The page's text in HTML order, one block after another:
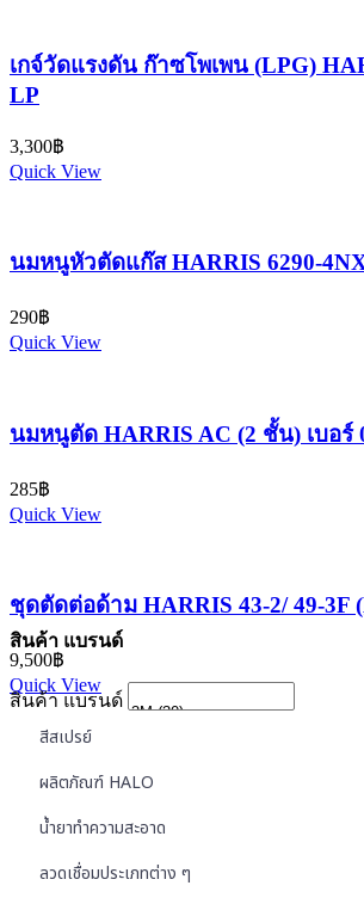
เกจ์วัดแรงดัน ก๊าซโพเพน (LPG)
LP
3,300฿
Quick View
นมหนูหัวตัดแก๊ส HARRIS 6290-
290฿
Quick View
นมหนูตัด HARRIS AC (2 ชั้น) เบอร์
285฿
Quick View
ชุดตัดต่อด้าม HARRIS 43-2/ 49-3F
9,500฿
Quick View
สินค้า แบรนด์
สินค้า แบรนด์
สีสเปรย์
ผลิตภัณฑ์ HALO
น้ำยาทำความสะอาด
ลวดเชื่อมประเภทต่าง ๆ